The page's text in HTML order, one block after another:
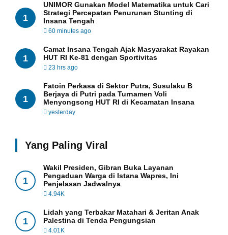
1
UNIMOR Gunakan Model Matematika untuk Cari
Strategi Percepatan Penurunan Stunting di
Insana Tengah
60 minutes ago
1
Camat Insana Tengah Ajak Masyarakat Rayakan
HUT RI Ke-81 dengan Sportivitas
23 hrs ago
1
Fatoin Perkasa di Sektor Putra, Susulaku B
Berjaya di Putri pada Turnamen Voli
Menyongsong HUT RI di Kecamatan Insana
yesterday
Yang Paling Viral
1
Wakil Presiden, Gibran Buka Layanan
Pengaduan Warga di Istana Wapres, Ini
Penjelasan Jadwalnya
4.94K
1
Lidah yang Terbakar Matahari & Jeritan Anak
Palestina di Tenda Pengungsian
4.01K